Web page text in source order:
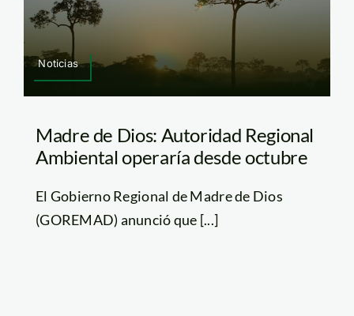
Noticias
Madre de Dios: Autoridad Regional
Ambiental operaría desde octubre
El Gobierno Regional de Madre de Dios
(GOREMAD) anunció que [...]